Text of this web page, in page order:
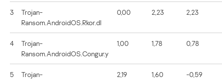
3
Trojan-
Ransom.AndroidOS.Rkor.dl
0,00 2,23 2,23
4
Trojan-
Ransom.AndroidOS.Congur.y
1,00 1,78 0,78
5
Trojan-
2,19 1,60 -0,59